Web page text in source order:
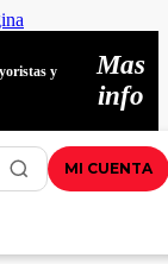
y
Mas
info
MI CUENTA